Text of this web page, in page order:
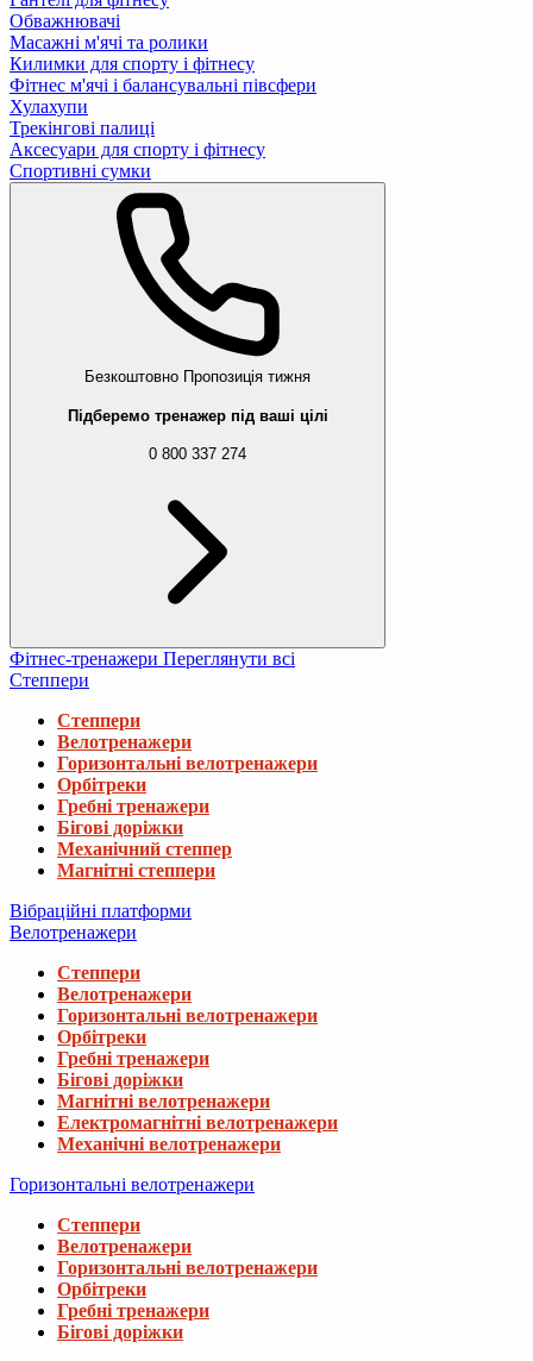
Обважнювачі
Масажні м'ячі та ролики
Килимки для спорту і фітнесу
Фітнес м'ячі і балансувальні півсфери
Хулахупи
Трекінгові палиці
Аксесуари для спорту і фітнесу
Спортивні сумки
Безкоштовно Пропозиція тижня
Підберемо тренажер під ваші цілі
0 800 337 274
Фітнес-тренажери Переглянути всі
Степпери
Степпери
Велотренажери
Горизонтальні велотренажери
Орбітреки
Гребні тренажери
Бігові доріжки
Механічний степпер
Магнітні степпери
Вібраційні платформи
Велотренажери
Степпери
Велотренажери
Горизонтальні велотренажери
Орбітреки
Гребні тренажери
Бігові доріжки
Магнітні велотренажери
Електромагнітні велотренажери
Механічні велотренажери
Горизонтальні велотренажери
Степпери
Велотренажери
Горизонтальні велотренажери
Орбітреки
Гребні тренажери
Бігові доріжки